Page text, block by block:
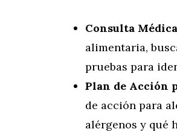
Consulta
alimentaria,
pruebas para
Plan de Acción
de acción para
alérgenos y qué